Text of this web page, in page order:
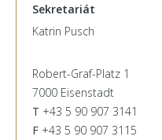
Sekretariát
Katrin Pusch
Robert-Graf-Platz 1
7000 Eisenstadt
T +43 5 90 907 3141
F +43 5 90 907 3115